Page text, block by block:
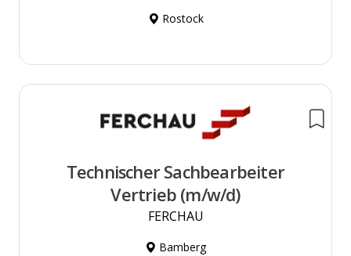
Rostock
Technischer Sachbearbeiter
Vertrieb (m/w/d)
FERCHAU
Bamberg